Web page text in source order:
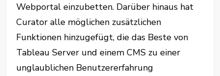
Webportal einzubetten. Darüber hinaus hat
Curator alle möglichen zusätzlichen
Funktionen hinzugefügt, die das Beste von
Tableau Server und einem CMS zu einer
unglaublichen Benutzererfahrung